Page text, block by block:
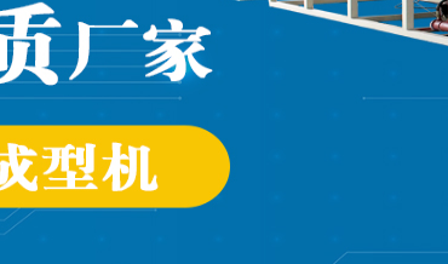
塑料板片材设备